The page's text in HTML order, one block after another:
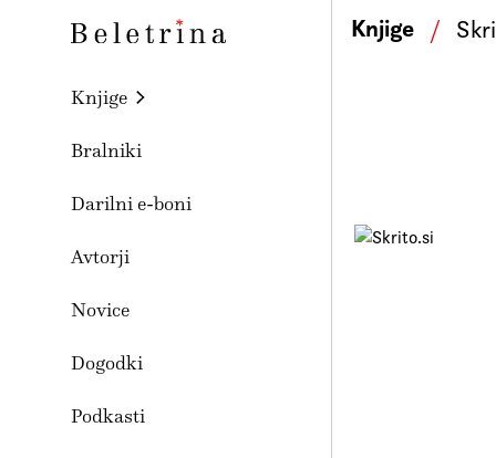
Beletrina
Knjige
Bralniki
Darilni e-boni
Avtorji
Novice
Dogodki
Podkasti
Knjige /